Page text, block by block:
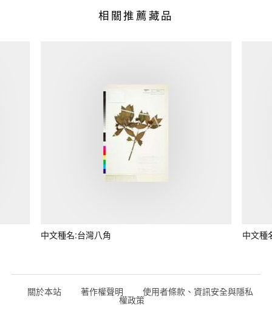
相關推薦藏品
中文種名:台灣八角 中文種
關於本站 著作權聲明 使用者條款、資訊安全與隱私
權政策